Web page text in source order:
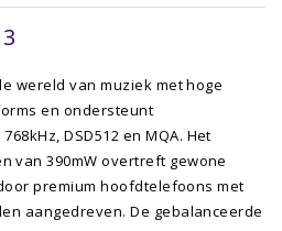
wereld van muziek met hoge
en ondersteunt
DSD512 en MQA. Het
van 390mW overtreft gewone
premium hoofdtelefoons met
aangedreven. De gebalanceerde